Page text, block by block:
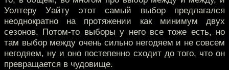
Уолтеру Уайту этот самый выбор предлагался
неоднократно на протяжении как минимум двух
сезонов. Потом-то выборы у него все тоже есть, но
там выбор между очень сильно негодяем и не совсем
негодяем, ну и оно постепенно сходит до того, что он
превращается в чудовище.